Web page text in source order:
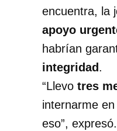
encuentra, la
apoyo
habrían
integridad .
“Llevo tres
internarme en
eso”, expresó.